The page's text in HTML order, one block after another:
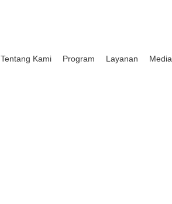
Tentang Kami Program Layanan Media